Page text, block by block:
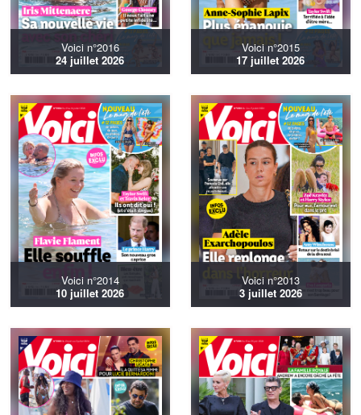
Voici n°2016
24 juillet 2026
Voici n°2015
17 juillet 2026
Voici n°2014
10 juillet 2026
Voici n°2013
3 juillet 2026